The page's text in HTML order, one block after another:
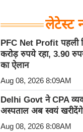
लेटेस्ट
PFC Net Profit पहली
करोड़ रुपये रहा, 3.90
का ऐलान
Aug 08, 2026 8:09AM
Delhi Govt ने CPA
अस्पताल अब स्वयं खरीदेंगे
Aug 08, 2026 8:08AM